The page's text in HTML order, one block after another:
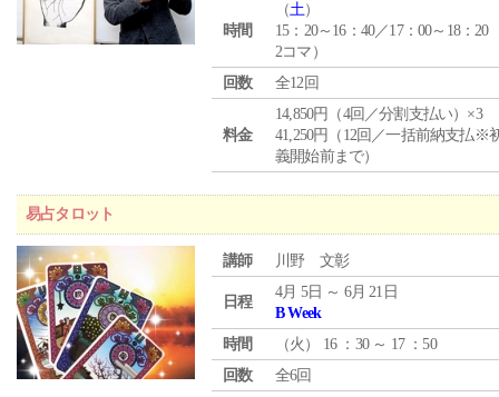
時間
（土）
15：20～16：40／17：00～18：20
2コマ）
回数
全12回
料金
14,850円（4回／分割支払い）×3
41,250円（12回／一括前納支払※
義開始前まで）
易占タロット
講師 川野 文彰
日程
4月 5日 ～ 6月 21日
B Week
時間
（火 ） 16 ：30 ～ 17 ：50
回数
全6回